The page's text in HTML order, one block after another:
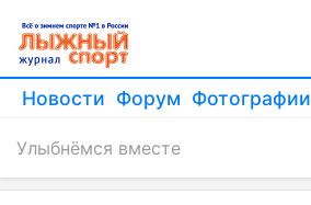
Новости Форум Фотографии
Улыбнёмся вместе